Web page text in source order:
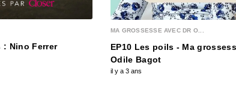
: Nino Ferrer
MA GROSSESSE AVEC DR O...
EP10 Les poils - Ma
Odile Bagot
il y a 3 ans